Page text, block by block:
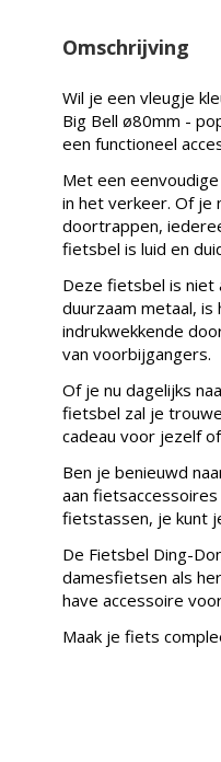
Omschrijving
Wil je een vleugje
Big Bell ø80mm -
een functioneel
Met een
in het verkeer. Of je
doortrappen,
fietsbel is luid en
Deze fietsbel is niet
duurzaam metaal,
indrukwekkende
van voorbijgangers.
Of je nu dagelijks
fietsbel zal je
cadeau voor jezelf
Ben je benieuwd
aan
fietstassen, je kunt
De Fietsbel Ding-
damesfietsen als
have accessoire
Maak je fiets